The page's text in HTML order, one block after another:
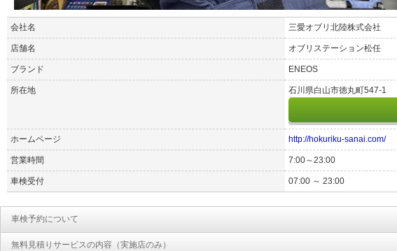
会社名 三愛オブリ北陸株式会社
店舗名 オブリステーション松任
ブランド ENEOS
所在地
石川県白山市徳丸町547-1
ホームページ http://hokuriku-sanai.com/
営業時間 7:00～23:00
車検受付 07:00 ～ 23:00
車検予約について
無料見積りサービスの内容（実施店のみ）